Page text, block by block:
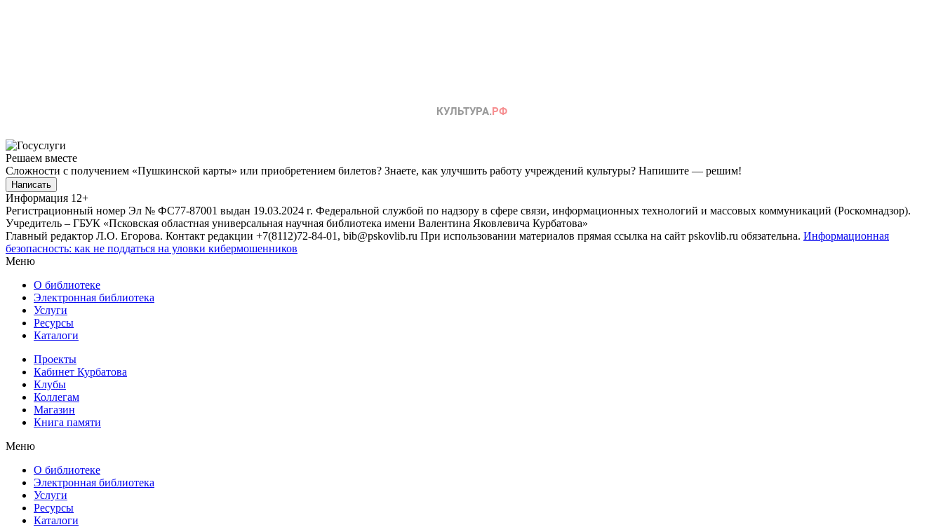
Решаем вместе
Сложности с получением «Пушкинской карты» или приобретением билетов? Знаете, как улучшить работу учреждений культуры? Напишите — решим!
Написать
Информация 12+
Регистрационный номер Эл № ФС77-87001 выдан 19.03.2024 г. Федеральной службой по надзору в сфере связи, информационных технологий и массовых коммуникаций (Роскомнадзор).
Учредитель – ГБУК «Псковская областная универсальная научная библиотека имени Валентина Яковлевича Курбатова»
Главный редактор Л.О. Егорова. Контакт редакции +7(8112)72-84-01, bib@pskovlib.ru При использовании материалов прямая ссылка на сайт pskovlib.ru обязательна. Информационная
безопасность: как не поддаться на уловки кибермошенников
Меню
О библиотеке
Электронная библиотека
Услуги
Ресурсы
Каталоги
Проекты
Кабинет Курбатова
Клубы
Коллегам
Магазин
Книга памяти
Меню
О библиотеке
Электронная библиотека
Услуги
Ресурсы
Каталоги